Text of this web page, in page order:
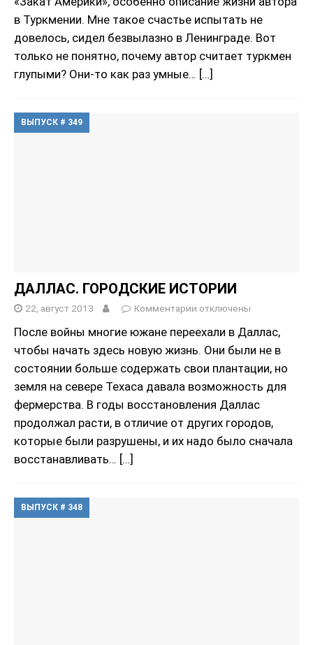
в Туркмении. Мне такое счастье испытать не
довелось, сидел безвылазно в Ленинграде. Вот
только не понятно, почему автор считает туркмен
глупыми? Они-то как раз умные… […]
ВЫПУСК # 349
ДАЛЛАС. ГОРОДСКИЕ ИСТОРИИ
22, август 2013 Комментарии отключены
После войны многие южане переехали в Даллас,
чтобы начать здесь новую жизнь. Они были не в
состоянии больше содержать свои плантации, но
земля на севере Техаса давала возможность для
фермерства. В годы восстановления Даллас
продолжал расти, в отличие от других городов,
которые были разрушены, и их надо было сначала
восстанавливать… […]
ВЫПУСК # 348